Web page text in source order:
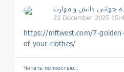
جهانی دانش و مهارت
23 December 2025
https://mftwest.com/7-
of-your-clothes/
Читать полностью…